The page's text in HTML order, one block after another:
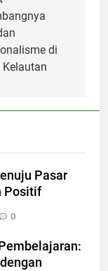
di
Kelautan
Pasar
Positif
0